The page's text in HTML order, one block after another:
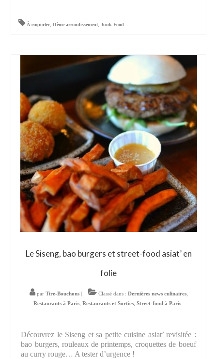
À emporter,IIème arrondissement,Junk Food
Le Siseng, bao burgers et street-food asiat’ en
folie
par Tire-Bouchons| Classé dans : Dernières news culinaires,
Restaurants à Paris Restaurants et Sorties Street-food à Paris
Découvrez le Siseng et sa petite cuisine asiat’ revisitée :
bao burgers, rouleaux de printemps, croquettes de boeuf
au curry rouge… A tester d’urgence !